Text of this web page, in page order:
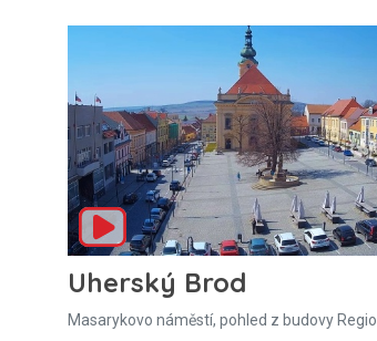
Uherský Brod
Masarykovo náměstí, pohled z budovy Regio